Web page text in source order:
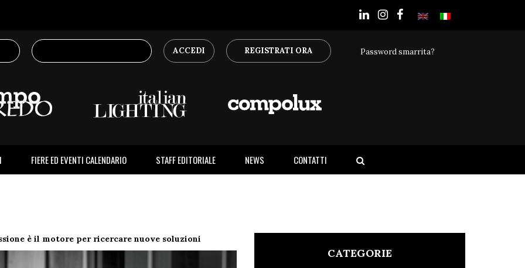
ACCEDI REGISTRATI ORA Password smarrita?
FIERE ED EVENTI CALENDARIO STAFF EDITORIALE NEWS CONTATTI
è il motore per ricercare nuove soluzioni
CATEGORIE